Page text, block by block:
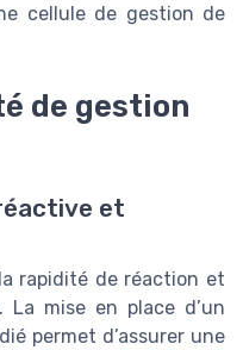
cellule de gestion de
de gestion
et
rapidité de réaction et
La mise en place d’un
permet d’assurer une